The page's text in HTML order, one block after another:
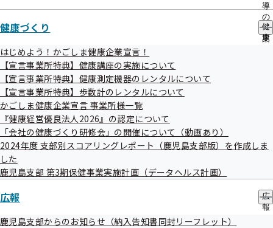
ュ
導
の
ご
案
健康づくり
健
康
ー
はじめよう！かごしま健康企業宣言！
【宣言事業所特典】健康講座の実施について
【宣言事業所特典】健康測定機器のレンタルについて
【宣言事業所特典】歩数計のレンタルについて
かごしま健康企業宣言 事業所様一覧
『健康経営優良法人2026』の認定について
「会社の健康づくり研修会」の開催について（動画あり）
2024年度 支部別スコアリングレポート（鹿児島支部版）を作成しま
した
鹿児島支部 第3期保健事業実施計画（データヘルス計画）
広報
広
報
鹿児島支部からのお知らせ（納入告知書同封リーフレット）
【事業主様へ】事業所での定期健診の結果
データをご提供ください
鹿児島支部の健診・保健指導のご案内